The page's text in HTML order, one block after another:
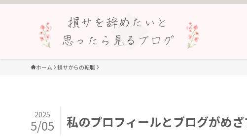
ホーム 損サからの転職
私のプロフィールとブログがめ
2025
5/05